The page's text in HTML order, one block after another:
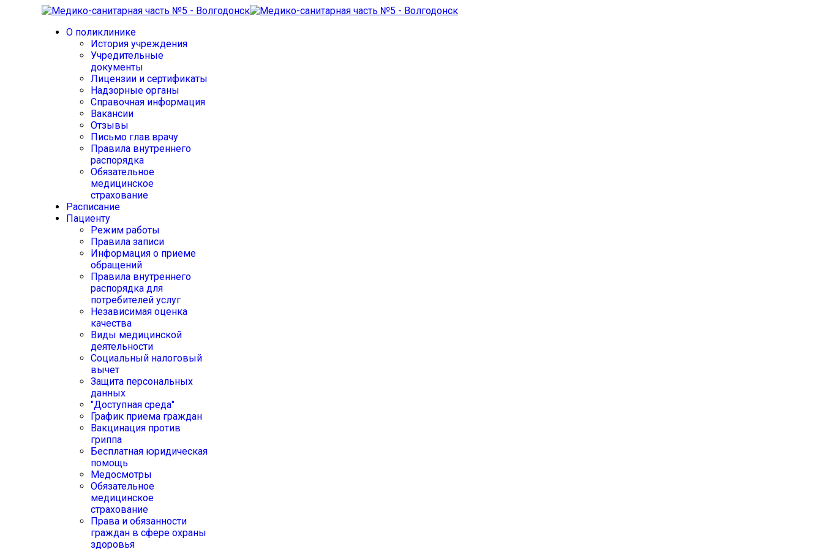
О поликлинике
История учреждения
Учредительные
документы
Лицензии и сертификаты
Надзорные органы
Справочная информация
Вакансии
Отзывы
Письмо глав.врачу
Правила внутреннего
распорядка
Обязательное
медицинское
страхование
Расписание
Пациенту
Режим работы
Правила записи
Информация о приеме
обращений
Правила внутреннего
распорядка для
потребителей услуг
Независимая оценка
качества
Виды медицинской
деятельности
Социальный налоговый
вычет
Защита персональных
данных
"Доступная среда"
График приема граждан
Вакцинация против
гриппа
Бесплатная юридическая
помощь
Медосмотры
Обязательное
медицинское
страхование
Права и обязанности
граждан в сфере охраны
здоровья